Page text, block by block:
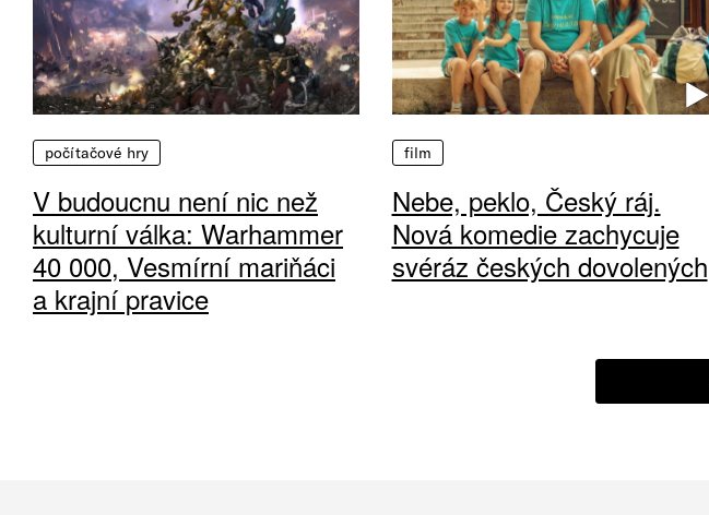
počítačové hry
V budoucnu není nic než
kulturní válka: Warhammer
40 000, Vesmírní mariňáci
a krajní pravice
film
Nebe, peklo, Český ráj.
Nová komedie zachycuje
svéráz českých dovolených